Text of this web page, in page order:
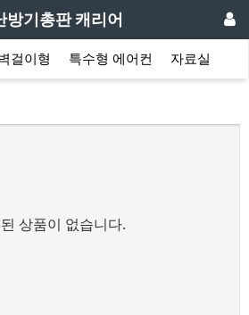
방기총판 캐리어
걸이형 특수형 에어컨 자료실
상품이 없습니다.